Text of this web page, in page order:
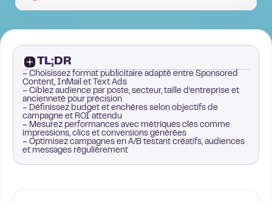
TL;DR
– Choisissez format publicitaire adapté entre Sponsored
Content, InMail et Text Ads
– Ciblez audience par poste, secteur, taille d’entreprise et
ancienneté pour précision
– Définissez budget et enchères selon objectifs de
campagne et ROI attendu
– Mesurez performances avec métriques clés comme
impressions, clics et conversions générées
– Optimisez campagnes en A/B testant créatifs, audiences
et messages régulièrement